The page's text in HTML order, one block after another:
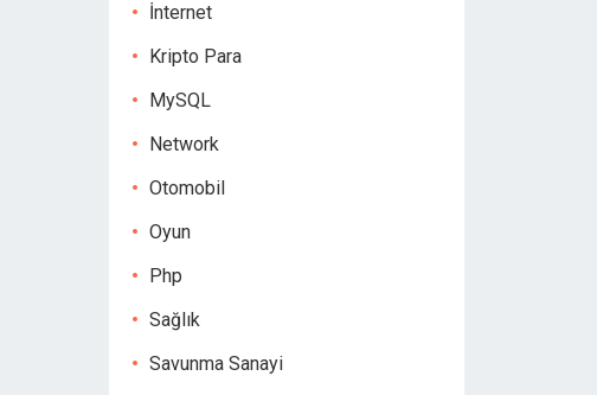
İnternet
Kripto Para
MySQL
Network
Otomobil
Oyun
Php
Sağlık
Savunma Sanayi